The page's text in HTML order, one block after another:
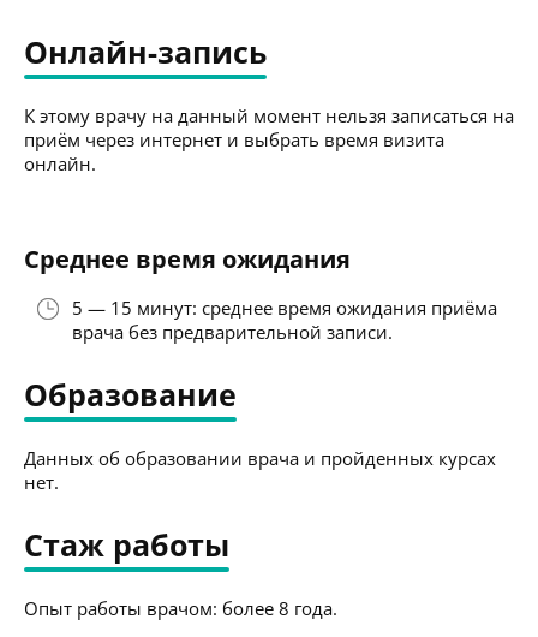
Онлайн-запись
К этому врачу на данный момент нельзя записаться на
приём через интернет и выбрать время визита
онлайн.
Среднее время ожидания
5 — 15 минут: среднее время ожидания приёма
врача без предварительной записи.
Образование
Данных об образовании врача и пройденных курсах
нет.
Стаж работы
Опыт работы врачом: более 8 года.